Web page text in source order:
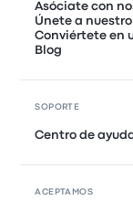
Asóciate con
Únete a
Conviértete en
Blog
SOPORTE
Centro de
ACEPTAMOS